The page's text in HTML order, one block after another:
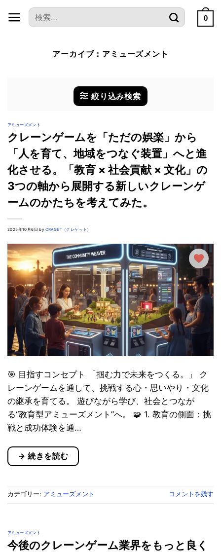
検
索
0
アーカイブ： アミューズメント
絞り込み検索
アミューズメント
クレーンゲームを「ただの娯楽」から
「人を育て、地域をつなぐ装置」へと進
化させる。「教育 × 社会貢献 × 文化」の
3つの軸から展開する新しいクレーンゲ
ームのかたちを考えてみた。
2025年10月6日 by CRAGET（クレゲット）
🎯 目指すコンセプト 「掴む力で未来をつくる。」 ク
レーンゲームを通して、挑戦する心・思いやり・文化
の継承を育てる。 遊びながら学び、社会とつなが
る“教育型アミューズメント”へ。 🧩 1. 教育の側面：挑
戦と成功体験を通…
→ 続きを読む
カテゴリー: アミューズメント コメントを残す
アミューズメント
今後のクレーンゲーム業界をもっと良く